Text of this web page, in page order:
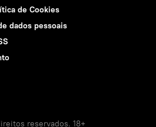
de Cookies
dados pessoais
reservados. 18+